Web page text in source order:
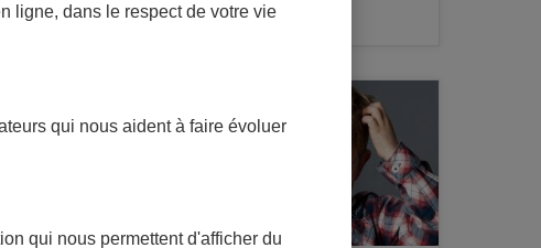
ligne, dans le respect de votre vie
qui nous aident à faire évoluer
qui nous permettent d'afficher du